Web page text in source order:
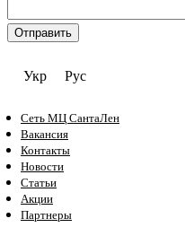
Укр Рус
Сеть МЦ СантаЛен
Вакансия
Контакты
Новости
Статьи
Акции
Партнеры